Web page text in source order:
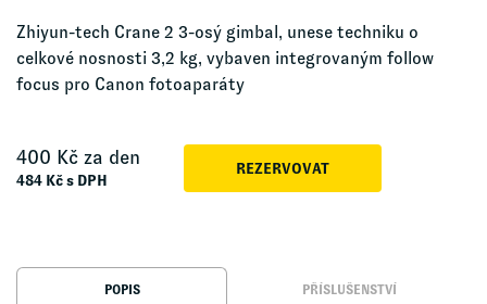
Zhiyun-tech Crane 2 3-osý gimbal, unese techniku o
celkové nosnosti 3,2 kg, vybaven integrovaným follow
focus pro Canon fotoaparáty
400 Kč za den
484 Kč s DPH
REZERVOVAT
POPIS PŘÍSLUŠENSTVÍ